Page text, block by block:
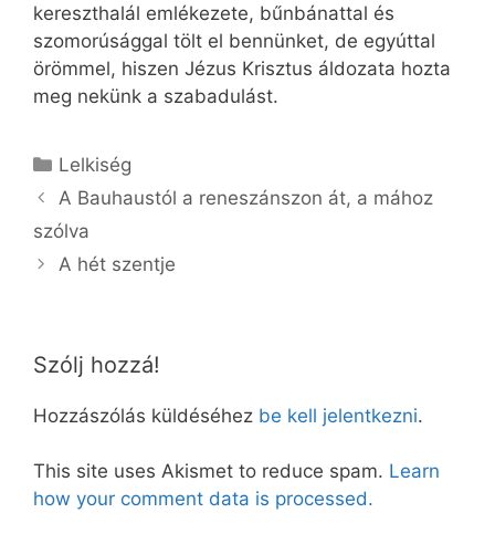
kereszthalál emlékezete, bűnbánattal és
szomorúsággal tölt el bennünket, de egyúttal
örömmel, hiszen Jézus Krisztus áldozata hozta
meg nekünk a szabadulást.
Kategória
Lelkiség
A Bauhaustól a reneszánszon át, a mához
szólva
A hét szentje
Szólj hozzá!
Hozzászólás küldéséhez be kell jelentkezni.
This site uses Akismet to reduce spam. Learn
how your comment data is processed.